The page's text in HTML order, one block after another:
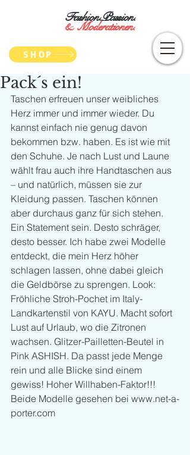
Fashion.Passion.
&Moderationen.
SHOP
Pack´s ein!
Taschen erfreuen unser weibliches
Herz immer und immer wieder. Du
kannst einfach nie genug davon
bekommen bzw. haben. Es ist wie mit
den Schuhe. Je nach Lust und Laune
wählt frau auch ihre Handtaschen aus
– und natürlich, müssen sie zur
Kleidung passen. Taschen können
aber durchaus ganz für sich stehen.
Ein Statement sein. Desto schräger,
desto besser. Ich habe zwei Modelle
entdeckt, die mein Herz höher
schlagen lassen, ohne dabei gleich
die Geldbörse zu sprengen. Look:
Fröhliche Stroh-Pochet im Italy-
Landkartenstil von KAYU. Macht sofort
Lust auf Urlaub, wo die Zitronen
wachsen. Glitzer-Pailletten-Beutel in
Pink ASHISH. Da passt jede Menge
rein und alle Blicke sind einem
gewiss! Hoher Willhaben-Faktor!!!
Beide Modelle gesehen bei www.net-a-
porter.com